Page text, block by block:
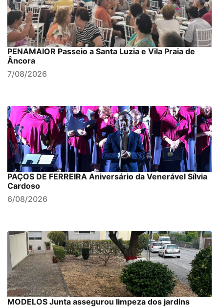
PENAMAIOR Passeio a Santa Luzia e Vila Praia de
Âncora
7/08/2026
PAÇOS DE FERREIRA Aniversário da Venerável Sílvia
Cardoso
6/08/2026
MODELOS Junta assegurou limpeza dos jardins